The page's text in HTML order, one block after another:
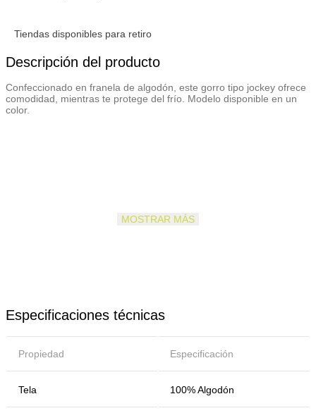
Tiendas disponibles para retiro
Descripción del producto
Confeccionado en franela de algodón, este gorro tipo jockey ofrece
comodidad, mientras te protege del frío. Modelo disponible en un
color.
MOSTRAR MÁS
Especificaciones técnicas
Propiedad Especificación
Tela 100% Algodón